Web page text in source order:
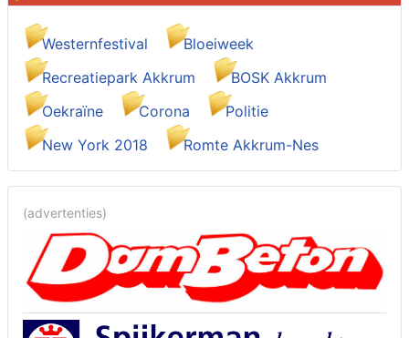
Westernfestival
Bloeiweek
Recreatiepark Akkrum
BOSK Akkrum
Oekraïne
Corona
Politie
New York 2018
Romte Akkrum-Nes
(advertenties)